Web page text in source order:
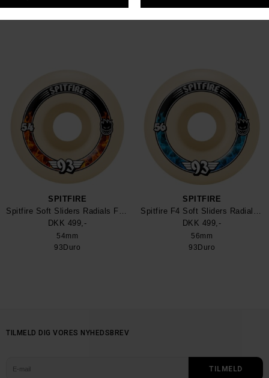
SPITFIRE
Spitfire Soft Sliders Radials Formula Four 93Duro Skateboard Wheel
DKK 499,-
54mm
93Duro
SPITFIRE
Spitfire F4 Soft Sliders Radials 93Duro Hjul
DKK 499,-
56mm
93Duro
TILMELD DIG VORES NYHEDSBREV